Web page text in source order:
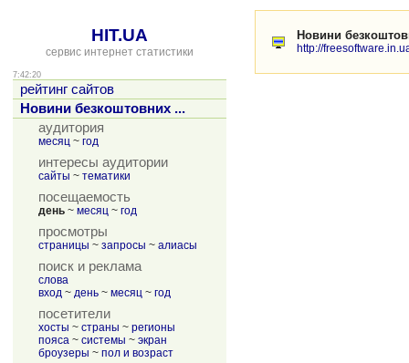
HIT.UA
сервис интернет статистики
7:42:20
рейтинг сайтов
Новини безкоштовних ...
аудитория
месяц ~ год
интересы аудитории
сайты ~ тематики
посещаемость
день ~ месяц ~ год
просмотры
страницы ~ запросы ~ алиасы
поиск и реклама
слова
вход ~ день ~ месяц ~ год
посетители
хосты ~ страны ~ регионы
пояса ~ системы ~ экран
броузеры ~ пол и возраст
Новини
http://